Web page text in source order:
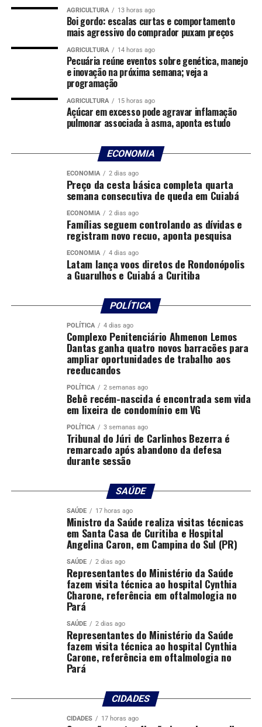
Comentários
FINAL FONSECA GARROS
ROLAND RUUD VENCE VEZ..
Brasil goleia o Panamá por 6 x 2 no Maracanã na
despedida antes da Copa do Mundo
para se afastar do Z4 da Série B
AGRICULTURA 13 horas ago
Boi gordo: escalas curtas e comportamento
mais agressivo do comprador puxam preços
AGRICULTURA 14 horas ago
Pecuária reúne eventos sobre genética, manejo
e inovação na próxima semana; veja a
programação
AGRICULTURA 15 horas ago
Açúcar em excesso pode agravar inflamação
pulmonar associada à asma, aponta estudo
ECONOMIA
ECONOMIA 2 dias ago
Preço da cesta básica completa quarta
semana consecutiva de queda em Cuiabá
ECONOMIA 2 dias ago
Famílias seguem controlando as dívidas e
registram novo recuo, aponta pesquisa
ECONOMIA 4 dias ago
Latam lança voos diretos de Rondonópolis
a Guarulhos e Cuiabá a Curitiba
POLÍTICA
POLÍTICA 4 dias ago
Complexo Penitenciário Ahmenon Lemos
Dantas ganha quatro novos barracões para
ampliar oportunidades de trabalho aos
reeducandos
POLÍTICA 2 semanas ago
Bebê recém-nascida é encontrada sem vida
em lixeira de condomínio em VG
POLÍTICA 3 semanas ago
Tribunal do Júri de Carlinhos Bezerra é
remarcado após abandono da defesa
durante sessão
SAÚDE
SAÚDE 17 horas ago
Ministro da Saúde realiza visitas técnicas
em Santa Casa de Curitiba e Hospital
Angelina Caron, em Campina do Sul (PR)
SAÚDE 2 dias ago
Representantes do Ministério da Saúde
fazem visita técnica ao hospital Cynthia
Charone, referência em oftalmologia no
Pará
SAÚDE 2 dias ago
Representantes do Ministério da Saúde
fazem visita técnica ao hospital Cynthia
Carone, referência em oftalmologia no
Pará
CIDADES
CIDADES 17 horas ago